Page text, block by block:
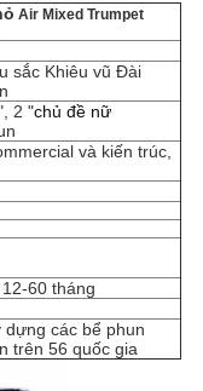
Air Mixed Trumpet
sắc Khiêu vũ Đài
2 "chủ đề nữ
và kiến ​​trúc,
60 tháng
các bể phun
trên 56 quốc gia